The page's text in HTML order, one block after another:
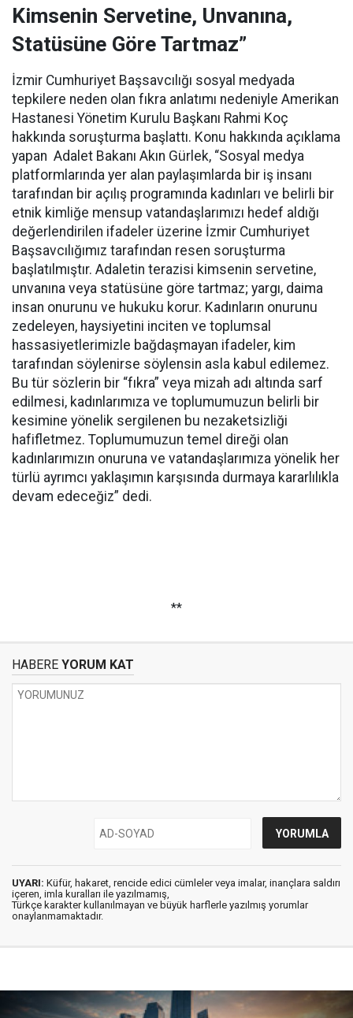
Kimsenin Servetine, Unvanına,
Statüsüne Göre Tartmaz”
İzmir Cumhuriyet Başsavcılığı sosyal medyada
tepkilere neden olan fıkra anlatımı nedeniyle Amerikan
Hastanesi Yönetim Kurulu Başkanı Rahmi Koç
hakkında soruşturma başlattı. Konu hakkında açıklama
yapan Adalet Bakanı Akın Gürlek, “Sosyal medya
platformlarında yer alan paylaşımlarda bir iş insanı
tarafından bir açılış programında kadınları ve belirli bir
etnik kimliğe mensup vatandaşlarımızı hedef aldığı
değerlendirilen ifadeler üzerine İzmir Cumhuriyet
Başsavcılığımız tarafından resen soruşturma
başlatılmıştır. Adaletin terazisi kimsenin servetine,
unvanına veya statüsüne göre tartmaz; yargı, daima
insan onurunu ve hukuku korur. Kadınların onurunu
zedeleyen, haysiyetini inciten ve toplumsal
hassasiyetlerimizle bağdaşmayan ifadeler, kim
tarafından söylenirse söylensin asla kabul edilemez.
Bu tür sözlerin bir “fıkra” veya mizah adı altında sarf
edilmesi, kadınlarımıza ve toplumumuzun belirli bir
kesimine yönelik sergilenen bu nezaketsizliği
hafifletmez. Toplumumuzun temel direği olan
kadınlarımızın onuruna ve vatandaşlarımıza yönelik her
türlü ayrımcı yaklaşımın karşısında durmaya kararlılıkla
devam edeceğiz” dedi.
**
HABERE YORUM KAT
UYARI: Küfür, hakaret, rencide edici cümleler veya imalar, inançlara saldırı
içeren, imla kuralları ile yazılmamış,
Türkçe karakter kullanılmayan ve büyük harflerle yazılmış yorumlar
onaylanmamaktadır.